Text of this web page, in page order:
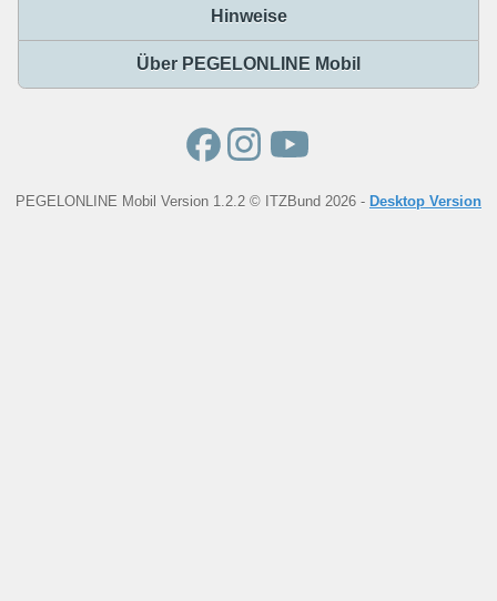
Hinweise
Über PEGELONLINE Mobil
PEGELONLINE Mobil Version 1.2.2 © ITZBund 2026 - Desktop Version